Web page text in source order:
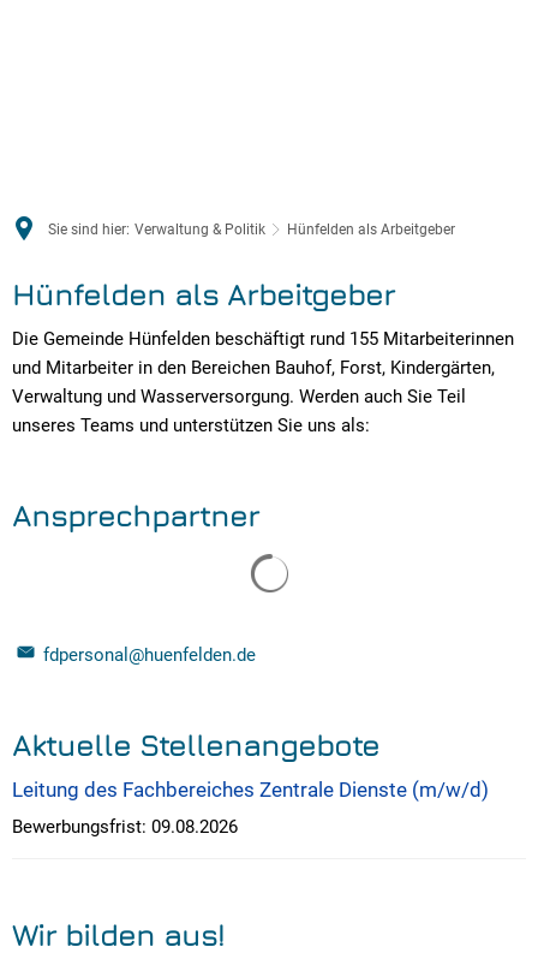
Sie sind hier: Verwaltung & Politik Hünfelden als Arbeitgeber
Hünfelden als Arbeitgeber
Die Gemeinde Hünfelden beschäftigt rund 155 Mitarbeiterinnen
und Mitarbeiter in den Bereichen Bauhof, Forst, Kindergärten,
Verwaltung und Wasserversorgung. Werden auch Sie Teil
unseres Teams und unterstützen Sie uns als:
Ansprechpartner
fdpersonal@huenfelden.de
Aktuelle Stellenangebote
Leitung des Fachbereiches Zentrale Dienste (m/w/d)
Bewerbungsfrist: 09.08.2026
Wir bilden aus!